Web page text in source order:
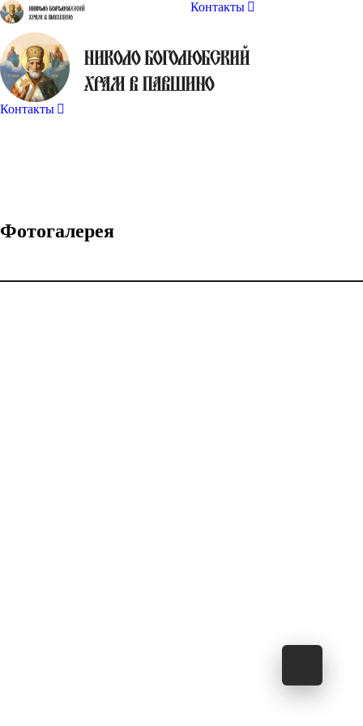
Контакты
Контакты
Фотогалерея